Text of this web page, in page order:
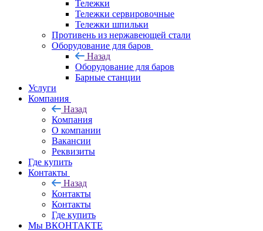
Тележки
Тележки сервировочные
Тележки шпильки
Противень из нержавеющей стали
Оборудование для баров
Назад
Оборудование для баров
Барные станции
Услуги
Компания
Назад
Компания
О компании
Вакансии
Реквизиты
Где купить
Контакты
Назад
Контакты
Контакты
Где купить
Мы ВКОНТАКТЕ